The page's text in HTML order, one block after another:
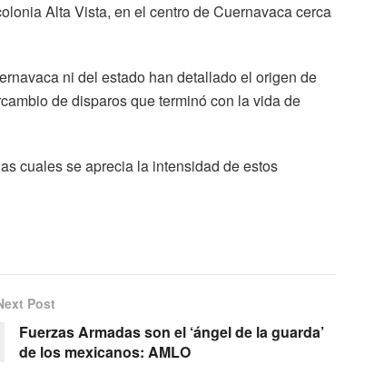
Alta Vista, en el centro de Cuernavaca cerca
ni del estado han detallado el origen de
de disparos que terminó con la vida de
cuales se aprecia la intensidad de estos
Post
Fuerzas Armadas son el ‘ángel de la guarda’
de los mexicanos: AMLO